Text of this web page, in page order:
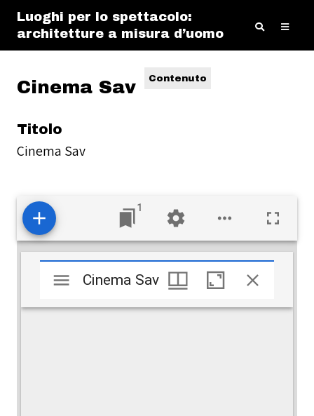
Luoghi per lo spettacolo:
architetture a misura d’uomo
Cinema Sav Contenuto
Titolo
Cinema Sav
1
Mirador
viewer
Cinema Sav
Cinema Sav